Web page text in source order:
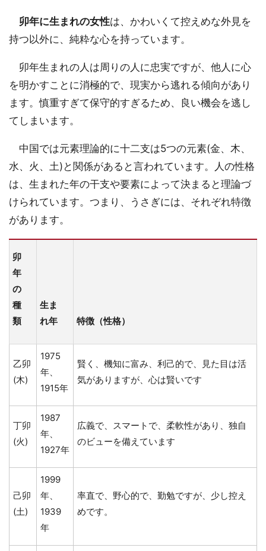
卯年に生まれの女性は、かわいくて控えめな外見を
持つ以外に、純粋な心を持っています。
卯年生まれの人は周りの人に忠実ですが、他人に心
を明かすことに消極的で、現実から逃れる傾向があり
ます。慎重すぎて保守的すぎるため、良い機会を逃し
てしまいます。
中国では元素理論的に十二支は5つの元素(金、木、
水、火、土)と関係があると言われています。人の性格
は、生まれた年の干支や要素によって決まると理論づ
けられています。つまり、うさぎには、それぞれ特徴
があります。
卯
年
の
種
類
生ま
れ年
特徴（性格）
乙卯
(木)
1975
年、
1915年
賢く、機知に富み、利己的で、見た目は活
気がありますが、心は賢いです
丁卯
(火)
1987
年、
1927年
広義で、スマートで、柔軟性があり、独自
のビューを備えています
己卯
(土)
1999
年、
1939
年
率直で、野心的で、勤勉ですが、少し控え
めです。